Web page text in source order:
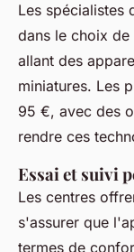
Les spécialistes
dans le choix de
allant des
miniatures. Les
95 €, avec des
rendre ces
Essai et suivi
Les centres
s'assurer que
termes de